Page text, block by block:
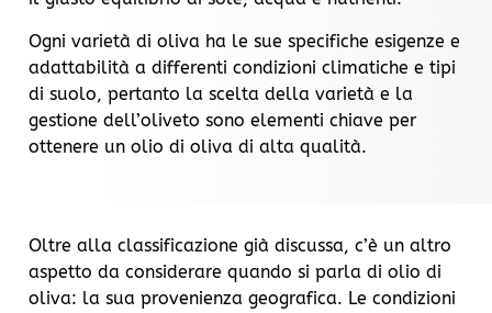
Ogni varietà di oliva ha le sue specifiche esigenze e
adattabilità a differenti condizioni climatiche e tipi
di suolo, pertanto la scelta della varietà e la
gestione dell’oliveto sono elementi chiave per
ottenere un olio di oliva di alta qualità.
Oltre alla classificazione già discussa, c’è un altro
aspetto da considerare quando si parla di olio di
oliva: la sua provenienza geografica. Le condizioni